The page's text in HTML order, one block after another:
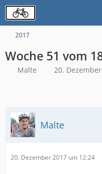
2017
Woche 51 vom
Malte 20.
Malte
20. Dezember 2017 um 12:24